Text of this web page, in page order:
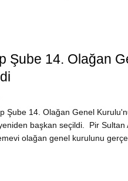
Şube 14. Olağan
Şube 14. Olağan Genel
başkan seçildi. Pir Sultan
olağan genel kurulunu